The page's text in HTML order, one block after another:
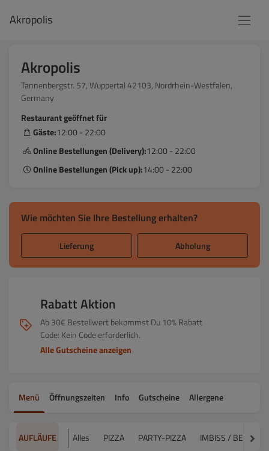
Akropolis
Akropolis
Tannenbergstr. 57, Wuppertal 42103, Nordrhein-Westfalen,
Germany
Restaurant geöffnet für
Gäste:12:00 - 22:00
Online Bestellungen (Delivery):12:00 - 22:00
Online Bestellungen (Pick up):14:00 - 22:00
Wie möchten Sie Ihre Bestellung erhalten?
Lieferung Abholung
Rabatt Aktion
Ab 30€ Bestellwert bekommst Du 10% Rabatt
Code: Kein Code erforderlich.
Alle Gutscheine anzeigen
Menü Öffnungszeiten Info Gutscheine Allergene
AUFLÄUFE Alles PIZZA PARTY-PIZZA IMBISS / BEILAGEN